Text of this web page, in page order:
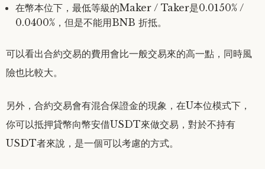
在幣本位下，最低等級的Maker / Taker是0.0150% /
0.0400%，但是不能用BNB 折抵。
可以看出合約交易的費用會比一般交易來的高一點，同時風
險也比較大。
另外，合約交易會有混合保證金的現象，在U本位模式下，
你可以抵押貸幣向幣安借USDT來做交易，對於不持有
USDT者來說，是一個可以考慮的方式。